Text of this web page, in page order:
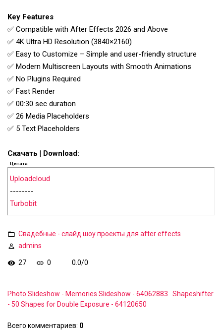
Key Features
✅ Compatible with After Effects 2026 and Above
✅ 4K Ultra HD Resolution (3840×2160)
✅ Easy to Customize – Simple and user-friendly structure
✅ Modern Multiscreen Layouts with Smooth Animations
✅ No Plugins Required
✅ Fast Render
✅ 00:30 sec duration
✅ 26 Media Placeholders
✅ 5 Text Placeholders
Скачать | Download:
Цитата
Uploadcloud
--------
Turbobit
Свадебные - слайд шоу проекты для after effects
admins
27 0 0.0/0
Photo Slideshow - Memories Slideshow - 64062883
Shapeshifter
- 50 Shapes for Double Exposure - 64120650
Всего комментариев: 0